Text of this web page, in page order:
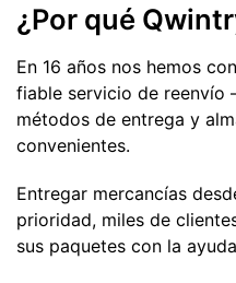
¿Por qué
En 16 años nos hemos
fiable servicio de
métodos de entrega y
convenientes.
Entregar mercancías
prioridad, miles de
sus paquetes con la